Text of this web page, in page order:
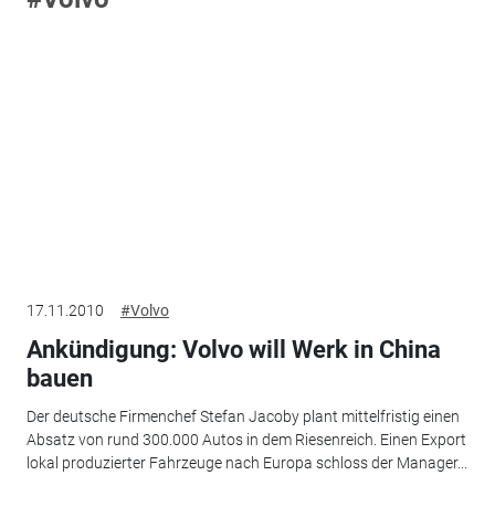
17.11.2010 #Volvo
Ankündigung: Volvo will Werk in China
bauen
Der deutsche Firmenchef Stefan Jacoby plant mittelfristig einen
Absatz von rund 300.000 Autos in dem Riesenreich. Einen Export
lokal produzierter Fahrzeuge nach Europa schloss der Manager...